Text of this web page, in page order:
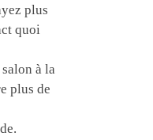
plus
quoi
à la
plus de